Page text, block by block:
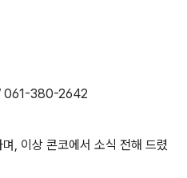
061-380-2642
, 이상 콘코에서 소식 전해 드렸